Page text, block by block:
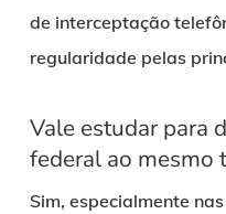
de interceptação
regularidade pelas
Vale estudar para
federal ao mesmo
Sim, especialmente